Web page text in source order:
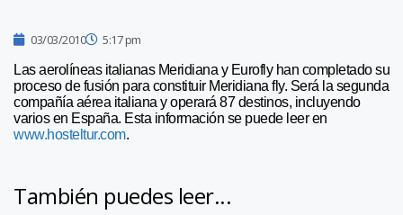
03/03/2010 5:17 pm
Las aerolíneas italianas Meridiana y Eurofly han completado su
proceso de fusión para constituir Meridiana fly. Será la segunda
compañía aérea italiana y operará 87 destinos, incluyendo
varios en España. Esta información se puede leer en
www.hosteltur.com.
También puedes leer...